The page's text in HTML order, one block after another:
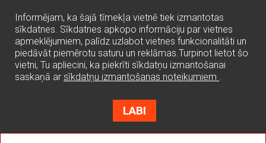
Informējam, ka šajā tīmekļa vietnē tiek izmantotas
sīkdatnes. Sīkdatnes apkopo informāciju par vietnes
apmeklējumiem, palīdz uzlabot vietnes funkcionalitāti un
piedāvāt piemērotu saturu un reklāmas.Turpinot lietot šo
vietni, Tu apliecini, ka piekrīti sīkdatņu izmantošanai
saskaņā ar sīkdatņu izmantošanas noteikumiem .
LABI